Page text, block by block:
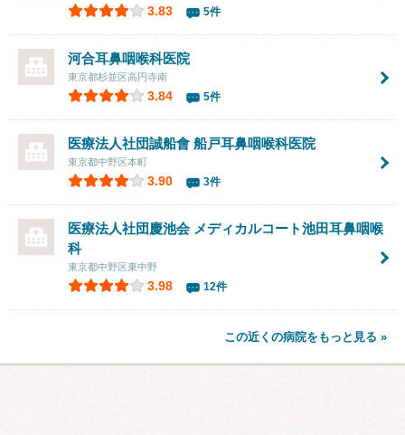
3.83 5件
河合耳鼻咽喉科医院
東京都杉並区高円寺南
3.84 5件
医療法人社団誠船會 船戸耳鼻咽喉科医院
東京都中野区本町
3.90 3件
医療法人社団慶池会 メディカルコート池田耳鼻咽喉
科
東京都中野区東中野
3.98 12件
この近くの病院をもっと見る »